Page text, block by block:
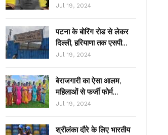
Jul 19, 2024
पटना के बोरिंग रोड से लेकर
दिल्ली, हरियाणा तक एसपी…
Jul 19, 2024
बेराजगारी का ऐसा आलम,
महिलाओं से फर्जी फोर्म…
Jul 19, 2024
श्रीलंका दौरे के लिए भारतीय